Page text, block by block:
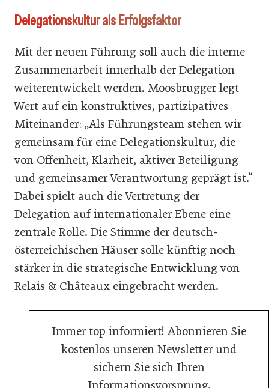
Delegationskultur als Erfolgsfaktor
Mit der neuen Führung soll auch die interne
Zusammenarbeit innerhalb der Delegation
weiterentwickelt werden. Moosbrugger legt
Wert auf ein konstruktives, partizipatives
Miteinander: „Als Führungsteam stehen wir
gemeinsam für eine Delegationskultur, die
von Offenheit, Klarheit, aktiver Beteiligung
und gemeinsamer Verantwortung geprägt ist.“
Dabei spielt auch die Vertretung der
Delegation auf internationaler Ebene eine
zentrale Rolle. Die Stimme der deutsch-
österreichischen Häuser solle künftig noch
stärker in die strategische Entwicklung von
Relais & Châteaux eingebracht werden.
Immer top informiert! Abonnieren Sie
kostenlos unseren Newsletter und
sichern Sie sich Ihren